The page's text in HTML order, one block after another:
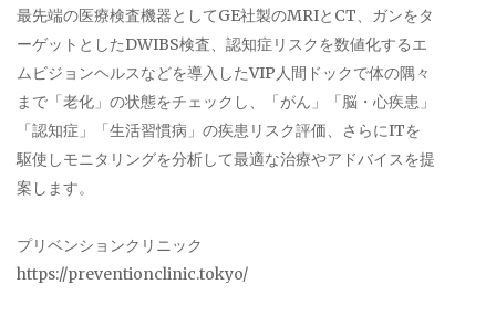
最先端の医療検査機器としてGE社製のMRIとCT、ガンをタ
ーゲットとしたDWIBS検査、認知症リスクを数値化するエ
ムビジョンヘルスなどを導入したVIP人間ドックで体の隅々
まで「老化」の状態をチェックし、「がん」「脳・心疾患」
「認知症」「生活習慣病」の疾患リスク評価、さらにITを
駆使しモニタリングを分析して最適な治療やアドバイスを提
案します。
プリベンションクリニック
https://preventionclinic.tokyo/